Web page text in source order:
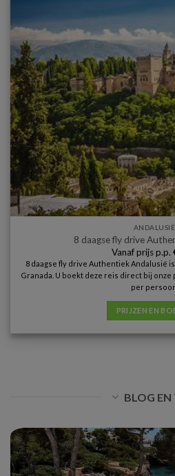
ANDALUSIË
8 daagse fly drive
Vanaf prijs p.p.
8 daagse fly drive Authentiek Andalusië
Granada. U boekt deze reis direct bij onze
per
PRIJZEN EN
BLOG EN